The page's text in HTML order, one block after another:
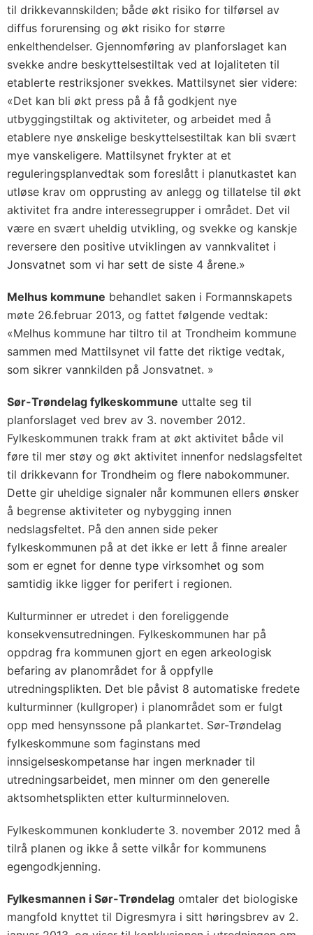
til drikkevannskilden; både økt risiko for tilførsel av
diffus forurensing og økt risiko for større
enkelthendelser. Gjennomføring av planforslaget kan
svekke andre beskyttelsestiltak ved at lojaliteten til
etablerte restriksjoner svekkes. Mattilsynet sier videre:
«Det kan bli økt press på å få godkjent nye
utbyggingstiltak og aktiviteter, og arbeidet med å
etablere nye ønskelige beskyttelsestiltak kan bli svært
mye vanskeligere. Mattilsynet frykter at et
reguleringsplanvedtak som foreslått i planutkastet kan
utløse krav om opprusting av anlegg og tillatelse til økt
aktivitet fra andre interessegrupper i området. Det vil
være en svært uheldig utvikling, og svekke og kanskje
reversere den positive utviklingen av vannkvalitet i
Jonsvatnet som vi har sett de siste 4 årene.»
Melhus kommune behandlet saken i Formannskapets
møte 26.februar 2013, og fattet følgende vedtak:
«Melhus kommune har tiltro til at Trondheim kommune
sammen med Mattilsynet vil fatte det riktige vedtak,
som sikrer vannkilden på Jonsvatnet. »
Sør-Trøndelag fylkeskommune uttalte seg til
planforslaget ved brev av 3. november 2012.
Fylkeskommunen trakk fram at økt aktivitet både vil
føre til mer støy og økt aktivitet innenfor nedslagsfeltet
til drikkevann for Trondheim og flere nabokommuner.
Dette gir uheldige signaler når kommunen ellers ønsker
å begrense aktiviteter og nybygging innen
nedslagsfeltet. På den annen side peker
fylkeskommunen på at det ikke er lett å finne arealer
som er egnet for denne type virksomhet og som
samtidig ikke ligger for perifert i regionen.
Kulturminner er utredet i den foreliggende
konsekvensutredningen. Fylkeskommunen har på
oppdrag fra kommunen gjort en egen arkeologisk
befaring av planområdet for å oppfylle
utredningsplikten. Det ble påvist 8 automatiske fredete
kulturminner (kullgroper) i planområdet som er fulgt
opp med hensynssone på plankartet. Sør-Trøndelag
fylkeskommune som faginstans med
innsigelseskompetanse har ingen merknader til
utredningsarbeidet, men minner om den generelle
aktsomhetsplikten etter kulturminneloven.
Fylkeskommunen konkluderte 3. november 2012 med å
tilrå planen og ikke å sette vilkår for kommunens
egengodkjenning.
Fylkesmannen i Sør-Trøndelag omtaler det biologiske
mangfold knyttet til Digresmyra i sitt høringsbrev av 2.